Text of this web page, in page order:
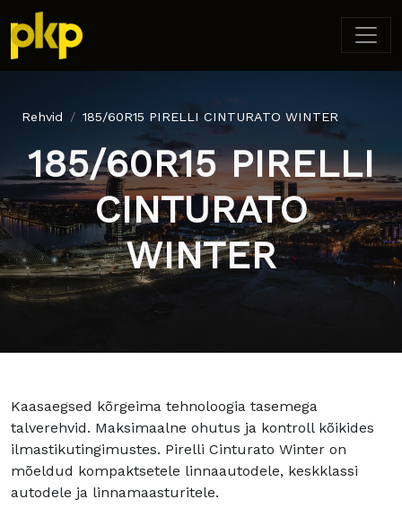
Rehvid 185/60R15 PIRELLI CINTURATO WINTER
185/60R15 PIRELLI
CINTURATO
WINTER
Kaasaegsed kõrgeima tehnoloogia tasemega
talverehvid. Maksimaalne ohutus ja kontroll kõikides
ilmastikutingimustes. Pirelli Cinturato Winter on
mõeldud kompaktsetele linnaautodele, keskklassi
autodele ja linnamaasturitele.